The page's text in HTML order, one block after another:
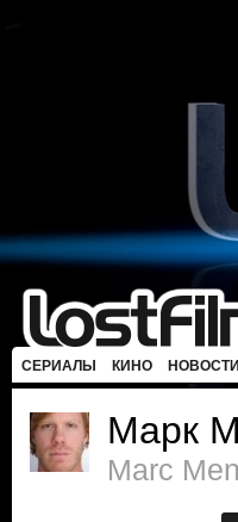
СЕРИАЛЫ КИНО НОВОСТИ
Марк
Marc